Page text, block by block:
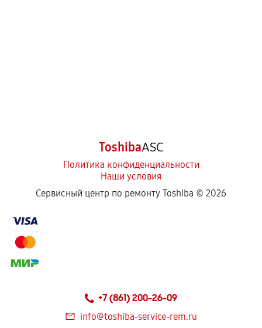
ToshibaASC
Политика конфиденциальности
Наши условия
Сервисный центр по ремонту Toshiba © 2026
+7 (861) 200-26-09
info@toshiba-service-rem.ru